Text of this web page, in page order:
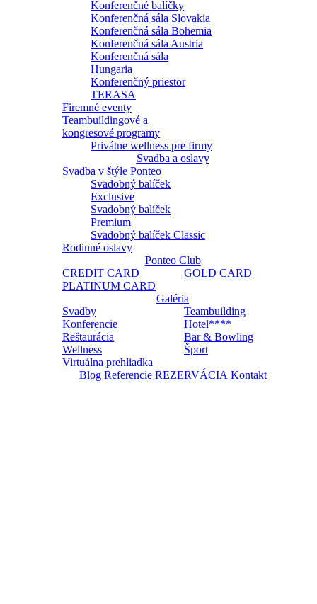
Konferenčné balíčky
Konferenčná sála Slovakia
Konferenčná sála Bohemia
Konferenčná sála Austria
Konferenčná sála
Hungaria
Konferenčný priestor
TERASA
Firemné eventy
Teambuildingové a
kongresové programy
Privátne wellness pre firmy
Svadba a oslavy
Svadba v štýle Ponteo
Svadobný balíček
Exclusive
Svadobný balíček
Premium
Svadobný balíček Classic
Rodinné oslavy
Ponteo Club
CREDIT CARD
GOLD CARD
PLATINUM CARD
Galéria
Svadby
Teambuilding
Konferencie
Hotel****
Reštaurácia
Bar & Bowling
Wellness
Šport
Virtuálna prehliadka
Blog Referencie REZERVÁCIA Kontakt